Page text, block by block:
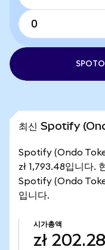
최신 Spotify
Spotify (Ondo
zł 1,793.48입니다.
Spotify (Ondo
입니다.
시가총액
zł